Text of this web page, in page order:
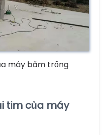
máy băm trống
tim của máy